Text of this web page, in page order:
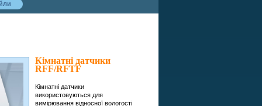
Кімнатні датчики
RFF/RFTF
Кімнатні датчики
використовуються для
вимірювання відносної вологості